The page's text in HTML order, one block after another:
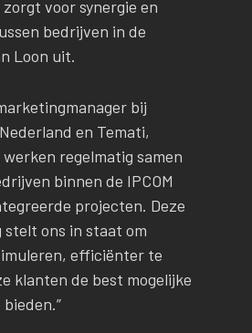
voor synergie en
bedrijven in de
Loon uit.
bij
en Temati,
regelmatig samen
binnen de IPCOM
projecten. Deze
stelt ons in staat om
efficiënter te
klanten de best mogelijke